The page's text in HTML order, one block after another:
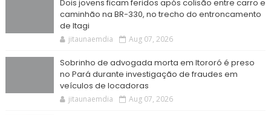
Dois jovens ficam feridos após colisão entre carro e
caminhão na BR-330, no trecho do entroncamento
de Itagi
jitaunaemdia Aug 07, 2026
Sobrinho de advogada morta em Itororó é preso
no Pará durante investigação de fraudes em
veículos de locadoras
jitaunaemdia Aug 07, 2026